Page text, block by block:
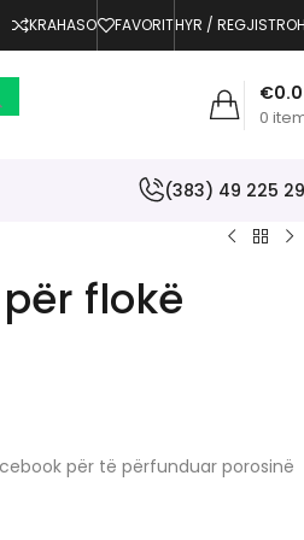
KRAHASO FAVORITHYR /
0
€
(383) 49 225
flokë
për të përfunduar porosinë